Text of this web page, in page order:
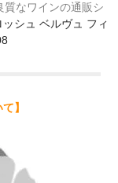
質なワインの通販シ
シュ ベルヴュ フィ
】